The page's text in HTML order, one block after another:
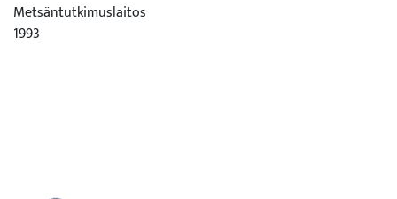
Metsäntutkimuslaitos
1993